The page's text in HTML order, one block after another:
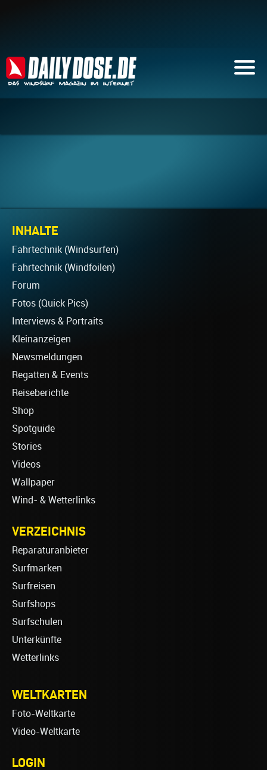
INHALTE
Fahrtechnik (Windsurfen)
Fahrtechnik (Windfoilen)
Forum
Fotos (Quick Pics)
Interviews & Portraits
Kleinanzeigen
Newsmeldungen
Regatten & Events
Reiseberichte
Shop
Spotguide
Stories
Videos
Wallpaper
Wind- & Wetterlinks
VERZEICHNIS
Reparaturanbieter
Surfmarken
Surfreisen
Surfshops
Surfschulen
Unterkünfte
Wetterlinks
WELTKARTEN
Foto-Weltkarte
Video-Weltkarte
LOGIN